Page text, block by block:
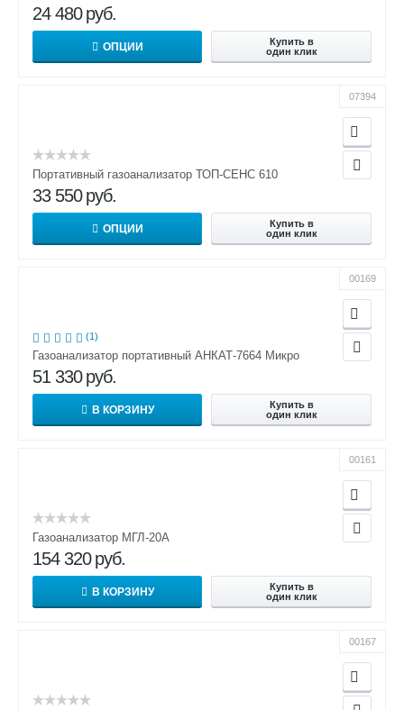
24 480 руб.
ОПЦИИ
Купить в
один клик
07394
Портативный газоанализатор ТОП-СЕНС 610
33 550 руб.
ОПЦИИ
Купить в
один клик
00169
(1)
Газоанализатор портативный АНКАТ-7664 Микро
51 330 руб.
В КОРЗИНУ
Купить в
один клик
00161
Газоанализатор МГЛ-20А
154 320 руб.
В КОРЗИНУ
Купить в
один клик
00167